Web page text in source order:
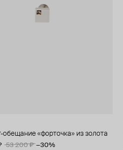
обещание «форточка» из золота
53 200 ₽ −30%